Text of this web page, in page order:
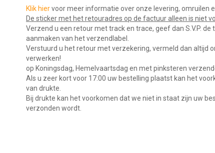
Klik hiervoor meer informatie over onze levering, omruilen
De sticker met het retouradres op de factuur alleen is niet
Verzend u een retour met track en trace, geef dan S.V.P.
aanmaken van het verzendlabel.
Verstuurd u het retour met verzekering, vermeld dan altijd
verwerken!
op Koningsdag, Hemelvaartsdag en met pinksteren
Als u zeer kort voor 17:00 uw bestelling plaatst kan het
van drukte.
Bij drukte kan het voorkomen dat we niet in staat zijn uw
verzonden wordt.